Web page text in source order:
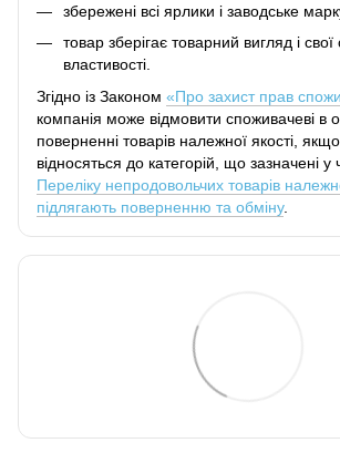
збережені всі ярлики і заводське
товар зберігає товарний вигляд і свої
властивості.
Згідно із Законом «Про захист прав
компанія може відмовити споживачеві в
поверненні товарів належної якості,
відносяться до категорій, що зазначені
Переліку непродовольчих товарів
підлягають поверненню та обміну.